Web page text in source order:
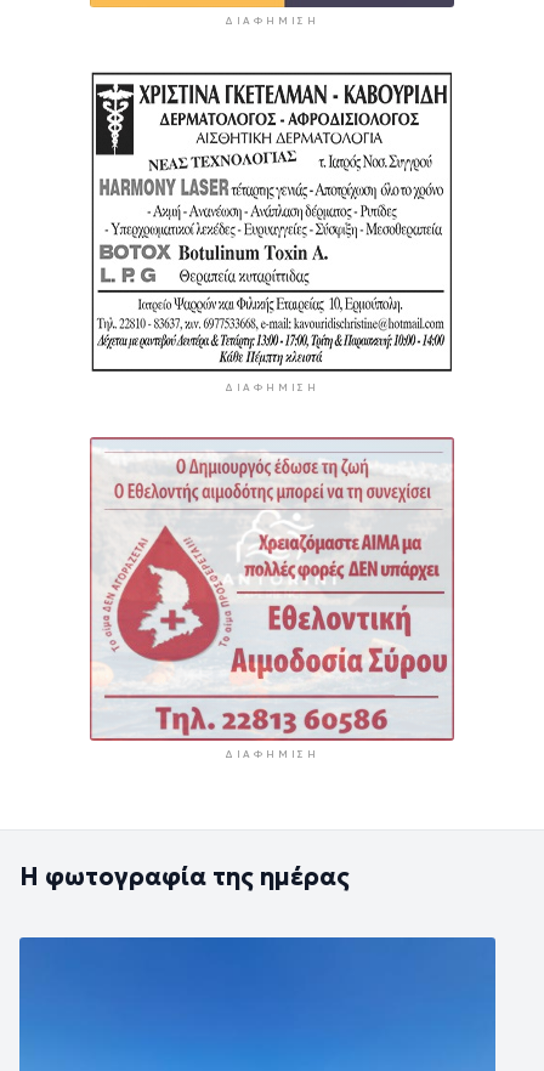
ΔΙΑΦΉΜΙΣΗ
ΔΙΑΦΉΜΙΣΗ
ΔΙΑΦΉΜΙΣΗ
Η φωτογραφία της ημέρας